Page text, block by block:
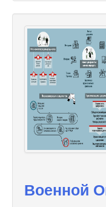
Военной